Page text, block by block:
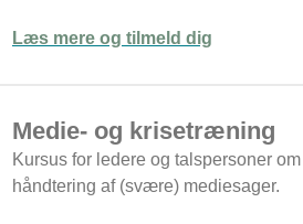
Læs mere og tilmeld dig
Medie- og krisetræning
Kursus for ledere og talspersoner om
håndtering af (svære) mediesager.